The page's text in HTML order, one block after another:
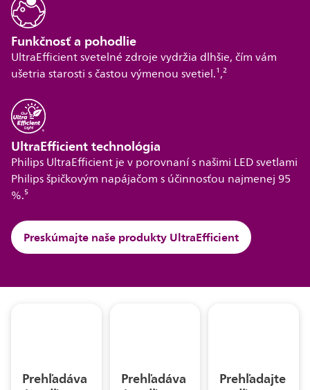
Funkčnosť a pohodlie
UltraEfficient svetelné zdroje vydržia dlhšie, čím vám
ušetria starosti s častou výmenou svetiel.¹,²
UltraEfficient technológia
Philips UltraEfficient je v porovnaní s našimi LED svetlami
Philips špičkovým napájačom s účinnosťou najmenej 95
%.⁵
Preskúmajte naše produkty UltraEfficient
Prehľadáva Prehľadáva Prehľadajte